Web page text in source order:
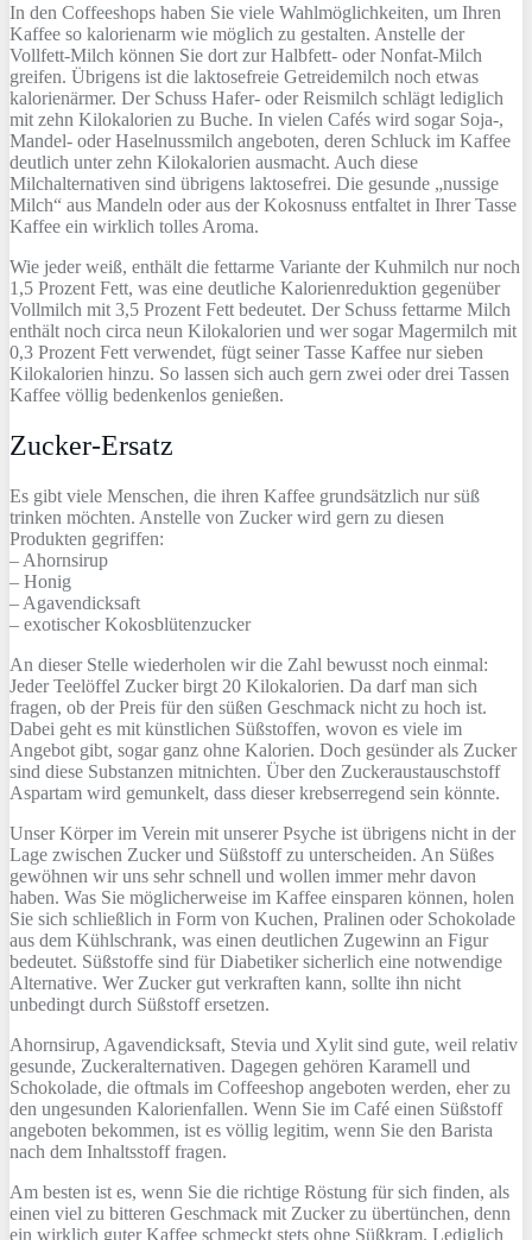
In den Coffeeshops haben Sie viele Wahlmöglichkeiten, um Ihren
Kaffee so kalorienarm wie möglich zu gestalten. Anstelle der
Vollfett-Milch können Sie dort zur Halbfett- oder Nonfat-Milch
greifen. Übrigens ist die laktosefreie Getreidemilch noch etwas
kalorienärmer. Der Schuss Hafer- oder Reismilch schlägt lediglich
mit zehn Kilokalorien zu Buche. In vielen Cafés wird sogar Soja-,
Mandel- oder Haselnussmilch angeboten, deren Schluck im Kaffee
deutlich unter zehn Kilokalorien ausmacht. Auch diese
Milchalternativen sind übrigens laktosefrei. Die gesunde „nussige
Milch“ aus Mandeln oder aus der Kokosnuss entfaltet in Ihrer Tasse
Kaffee ein wirklich tolles Aroma.
Wie jeder weiß, enthält die fettarme Variante der Kuhmilch nur noch
1,5 Prozent Fett, was eine deutliche Kalorienreduktion gegenüber
Vollmilch mit 3,5 Prozent Fett bedeutet. Der Schuss fettarme Milch
enthält noch circa neun Kilokalorien und wer sogar Magermilch mit
0,3 Prozent Fett verwendet, fügt seiner Tasse Kaffee nur sieben
Kilokalorien hinzu. So lassen sich auch gern zwei oder drei Tassen
Kaffee völlig bedenkenlos genießen.
Zucker-Ersatz
Es gibt viele Menschen, die ihren Kaffee grundsätzlich nur süß
trinken möchten. Anstelle von Zucker wird gern zu diesen
Produkten gegriffen:
– Ahornsirup
– Honig
– Agavendicksaft
– exotischer Kokosblütenzucker
An dieser Stelle wiederholen wir die Zahl bewusst noch einmal:
Jeder Teelöffel Zucker birgt 20 Kilokalorien. Da darf man sich
fragen, ob der Preis für den süßen Geschmack nicht zu hoch ist.
Dabei geht es mit künstlichen Süßstoffen, wovon es viele im
Angebot gibt, sogar ganz ohne Kalorien. Doch gesünder als Zucker
sind diese Substanzen mitnichten. Über den Zuckeraustauschstoff
Aspartam wird gemunkelt, dass dieser krebserregend sein könnte.
Unser Körper im Verein mit unserer Psyche ist übrigens nicht in der
Lage zwischen Zucker und Süßstoff zu unterscheiden. An Süßes
gewöhnen wir uns sehr schnell und wollen immer mehr davon
haben. Was Sie möglicherweise im Kaffee einsparen können, holen
Sie sich schließlich in Form von Kuchen, Pralinen oder Schokolade
aus dem Kühlschrank, was einen deutlichen Zugewinn an Figur
bedeutet. Süßstoffe sind für Diabetiker sicherlich eine notwendige
Alternative. Wer Zucker gut verkraften kann, sollte ihn nicht
unbedingt durch Süßstoff ersetzen.
Ahornsirup, Agavendicksaft, Stevia und Xylit sind gute, weil relativ
gesunde, Zuckeralternativen. Dagegen gehören Karamell und
Schokolade, die oftmals im Coffeeshop angeboten werden, eher zu
den ungesunden Kalorienfallen. Wenn Sie im Café einen Süßstoff
angeboten bekommen, ist es völlig legitim, wenn Sie den Barista
nach dem Inhaltsstoff fragen.
Am besten ist es, wenn Sie die richtige Röstung für sich finden, als
einen viel zu bitteren Geschmack mit Zucker zu übertünchen, denn
ein wirklich guter Kaffee schmeckt stets ohne Süßkram. Lediglich